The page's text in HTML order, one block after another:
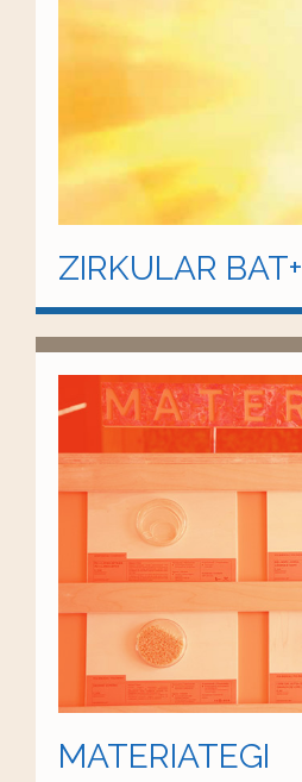
ZIRKULAR BAT+
MATERIATEGI